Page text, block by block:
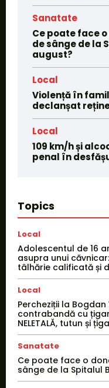
Sanatate
Ce poate face
de sânge de la
august?
Local
Violență în
declanșat
Local
109 km/h și
penal în
Topics
Local
Adolescentul de 16
asupra unui
tâlhărie calificată și
Local
Percheziții la
contrabandă cu
NELETALĂ, tutun și
Sanatate
Ce poate face o
sânge de la Spitalul